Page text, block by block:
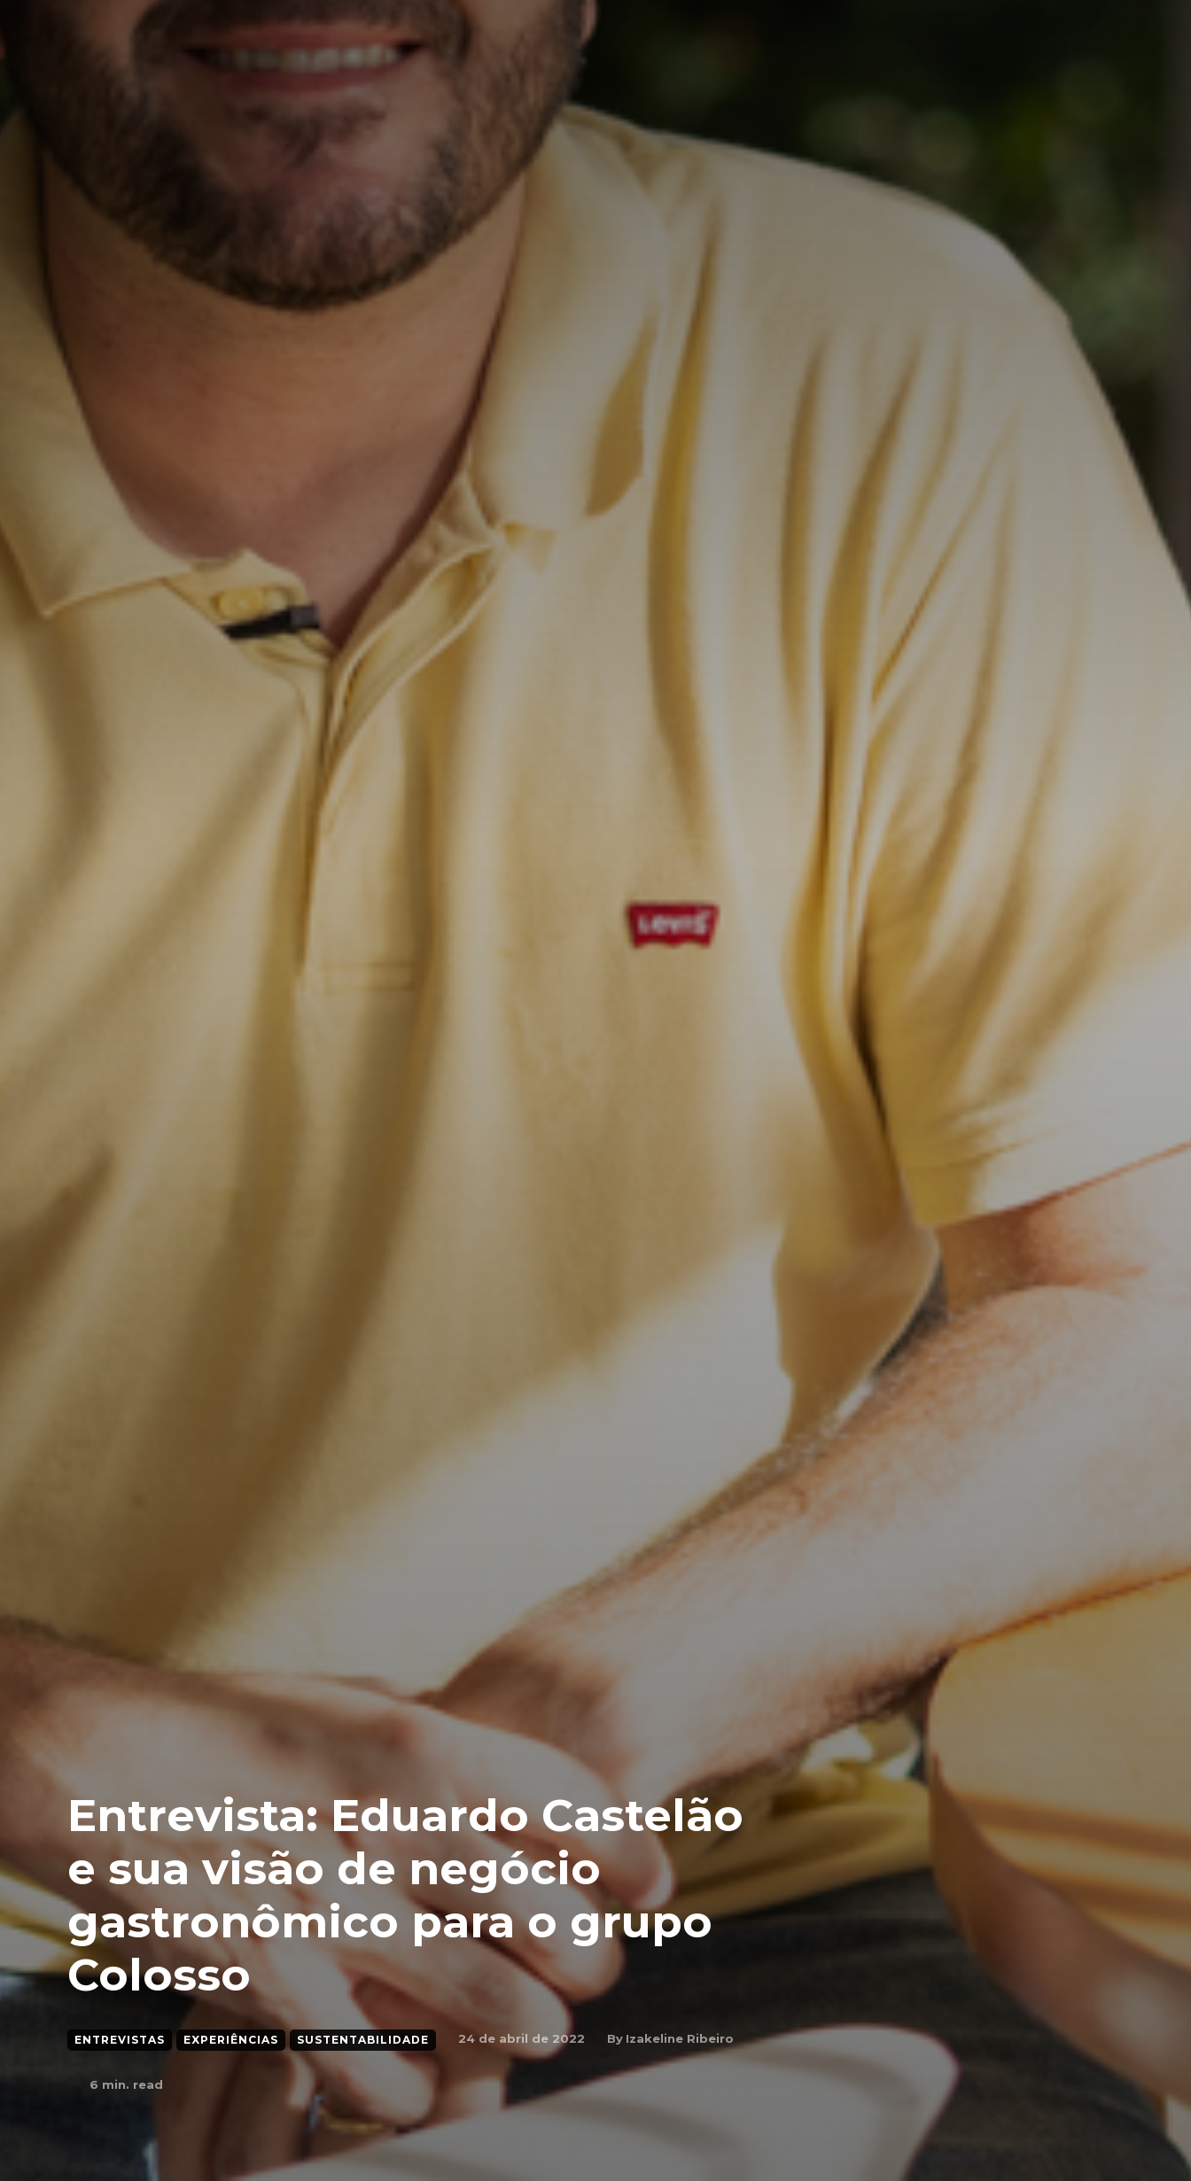
Entrevista: Eduardo Castelão
e sua visão de negócio
gastronômico para o grupo
Colosso
ENTREVISTAS EXPERIÊNCIAS SUSTENTABILIDADE 24 de abril de 2022 By Izakeline Ribeiro
6 min. read